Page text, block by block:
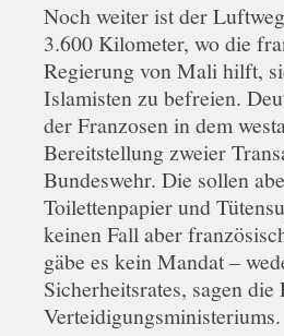
Noch weiter ist der
3.600 Kilometer, wo die
Regierung von Mali hilft,
Islamisten zu befreien.
der Franzosen in dem
Bereitstellung zweier
Bundeswehr. Die sollen
Toilettenpapier und
keinen Fall aber
gäbe es kein Mandat –
Sicherheitsrates, sagen die
Verteidigungsministeriums.